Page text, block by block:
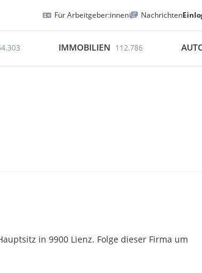
Für Arbeitgeber:innen Nachrichten
IMMOBILIEN 112.786
in 9900 Lienz. Folge dieser Firma um